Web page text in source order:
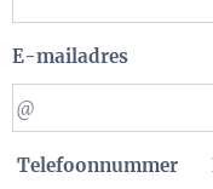
E-mailadres
Telefoonnummer